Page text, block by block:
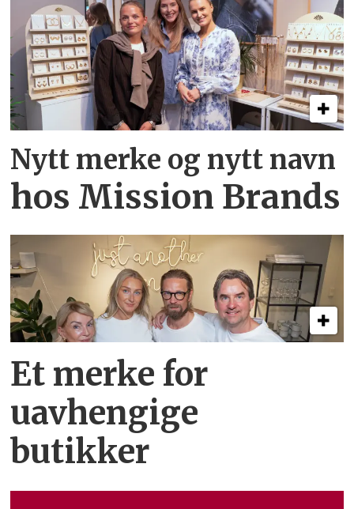
Nytt merke og nytt navn
hos Mission Brands
Et merke for
uavhengige
butikker